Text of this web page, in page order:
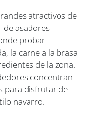
atractivos de
asadores
probar
la carne a la brasa
de la zona.
concentran
para disfrutar de
navarro.